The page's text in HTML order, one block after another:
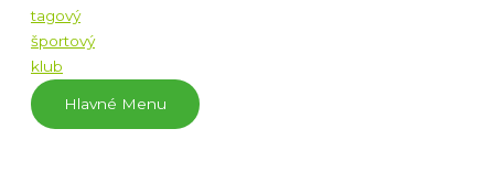
Hlavné Menu